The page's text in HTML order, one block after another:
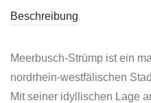
Beschreibung
Meerbusch-Strümp ist ein
nordrhein-westfälischen
Mit seiner idyllischen Lage